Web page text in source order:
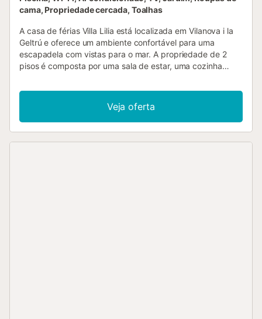
cama, Propriedade cercada, Toalhas
A casa de férias Villa Lilia está localizada em Vilanova i la
Geltrú e oferece um ambiente confortável para uma
escapadela com vistas para o mar. A propriedade de 2
pisos é composta por uma sala de estar, uma cozinha
cada um deles, e 2 casas de banho e pode acomodar até
9 pessoas. Por favor, note que o proprietário vive num
apartamento no rés do chão. Ambas as propriedades têm
uma entrada separada, garantindo total privacidade e
Veja oferta